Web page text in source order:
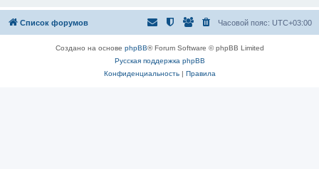
Список форумов Часовой пояс: UTC+03:00
Создано на основе phpBB® Forum Software © phpBB Limited
Русская поддержка phpBB
Конфиденциальность| Правила